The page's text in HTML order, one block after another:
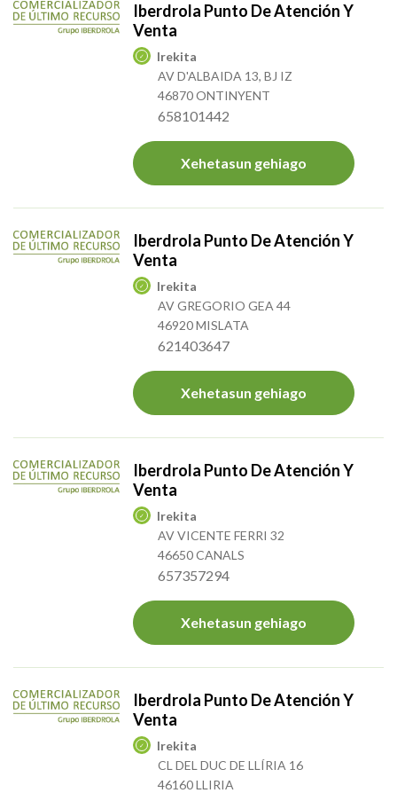
Iberdrola Punto De Atención Y
Venta
Irekita
AV D'ALBAIDA 13, BJ IZ
46870 ONTINYENT
658101442
Xehetasun gehiago
Iberdrola Punto De Atención Y
Venta
Irekita
AV GREGORIO GEA 44
46920 MISLATA
621403647
Xehetasun gehiago
Iberdrola Punto De Atención Y
Venta
Irekita
AV VICENTE FERRI 32
46650 CANALS
657357294
Xehetasun gehiago
Iberdrola Punto De Atención Y
Venta
Irekita
CL DEL DUC DE LLÍRIA 16
46160 LLIRIA